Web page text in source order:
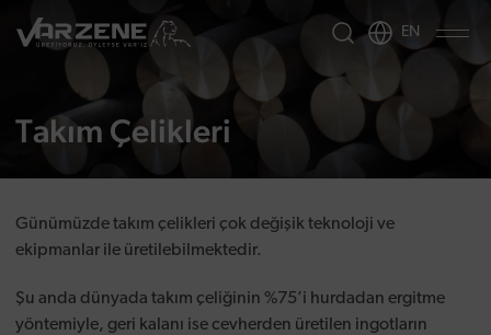
EN
Takım Çelikleri
Günümüzde takım çelikleri çok değişik teknoloji ve
ekipmanlar ile üretilebilmektedir.
Şu anda dünyada takım çeliğinin %75’i hurdadan ergitme
yöntemiyle, geri kalanı ise cevherden üretilen ingotların